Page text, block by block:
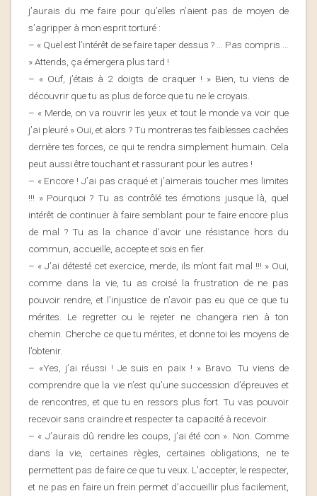
j’aurais du me faire pour qu’elles n’aient pas de moyen de
s’agripper à mon esprit torturé :
– « Quel est l’intérêt de se faire taper dessus ? … Pas compris …
» Attends, ça émergera plus tard !
– « Ouf, j’étais à 2 doigts de craquer ! » Bien, tu viens de
découvrir que tu as plus de force que tu ne le croyais.
– « Merde, on va rouvrir les yeux et tout le monde va voir que
j’ai pleuré » Oui, et alors ? Tu montreras tes faiblesses cachées
derrière tes forces, ce qui te rendra simplement humain. Cela
peut aussi être touchant et rassurant pour les autres !
– « Encore ! J’ai pas craqué et j’aimerais toucher mes limites
!!! » Pourquoi ? Tu as contrôlé tes émotions jusque là, quel
intérêt de continuer à faire semblant pour te faire encore plus
de mal ? Tu as la chance d’avoir une résistance hors du
commun, accueille, accepte et sois en fier.
– « J’ai détesté cet exercice, merde, ils m’ont fait mal !!! » Oui,
comme dans la vie, tu as croisé la frustration de ne pas
pouvoir rendre, et l’injustice de n’avoir pas eu que ce que tu
mérites. Le regretter ou le rejeter ne changera rien à ton
chemin. Cherche ce que tu mérites, et donne toi les moyens de
l’obtenir.
– «Yes, j’ai réussi ! Je suis en paix ! » Bravo. Tu viens de
comprendre que la vie n’est qu’une succession d’épreuves et
de rencontres, et que tu en ressors plus fort. Tu vas pouvoir
recevoir sans craindre et respecter ta capacité à recevoir.
– « J’aurais dû rendre les coups, j’ai été con ». Non. Comme
dans la vie, certaines règles, certaines obligations, ne te
permettent pas de faire ce que tu veux. L’accepter, le respecter,
et ne pas en faire un frein permet d’accueillir plus facilement,